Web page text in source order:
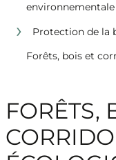
environnementale
› Protection de la
Forêts, bois et
FORÊTS,